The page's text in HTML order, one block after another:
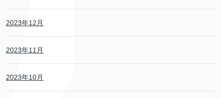
2023年12月
2023年11月
2023年10月